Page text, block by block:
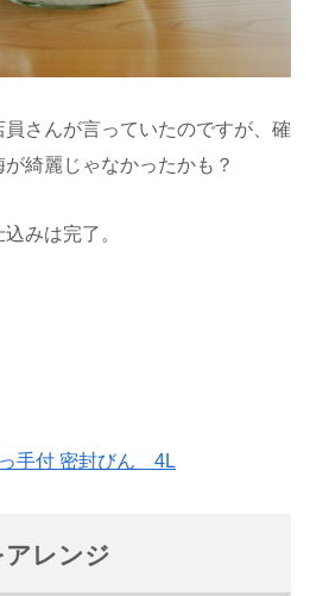
さんが言っていたのですが、確
綺麗じゃなかったかも？
みは完了。
手付 密封びん 4L
レンジ